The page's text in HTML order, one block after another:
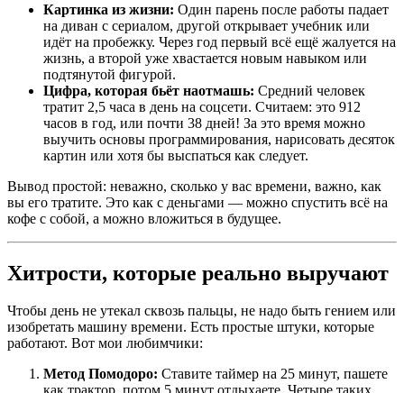
Картинка из жизни: Один парень после работы падает
на диван с сериалом, другой открывает учебник или
идёт на пробежку. Через год первый всё ещё жалуется на
жизнь, а второй уже хвастается новым навыком или
подтянутой фигурой.
Цифра, которая бьёт наотмашь: Средний человек
тратит 2,5 часа в день на соцсети. Считаем: это 912
часов в год, или почти 38 дней! За это время можно
выучить основы программирования, нарисовать десяток
картин или хотя бы выспаться как следует.
Вывод простой: неважно, сколько у вас времени, важно, как
вы его тратите. Это как с деньгами — можно спустить всё на
кофе с собой, а можно вложиться в будущее.
Хитрости, которые реально выручают
Чтобы день не утекал сквозь пальцы, не надо быть гением или
изобретать машину времени. Есть простые штуки, которые
работают. Вот мои любимчики:
Метод Помодоро: Ставите таймер на 25 минут, пашете